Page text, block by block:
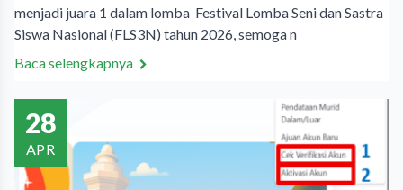
menjadi juara 1 dalam lomba Festival Lomba Seni dan Sastra
Siswa Nasional (FLS3N) tahun 2026, semoga n
Baca selengkapnya
28
APR